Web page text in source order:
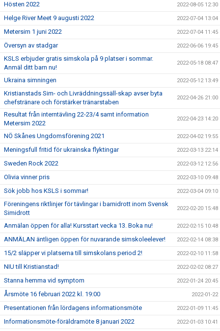
Hösten 2022 2022-08-05 12:30
Helge River Meet 9 augusti 2022 2022-07-04 13:04
Metersim 1 juni 2022 2022-07-04 11:45
Översyn av stadgar 2022-06-06 19:45
KSLS erbjuder gratis simskola på 9 platser i sommar.
Anmäl ditt barn nu!
2022-05-18 08:47
Ukraina simningen 2022-05-12 13:49
Kristianstads Sim- och Livräddningssäll-skap avser byta
chefstränare och förstärker tränarstaben
2022-04-26 21:00
Resultat från interntävling 22-23/4 samt information
Metersim 2022
2022-04-23 14:20
NÖ Skånes Ungdomsförening 2021 2022-04-02 19:55
Meningsfull fritid för ukrainska flyktingar 2022-03-13 22:14
Sweden Rock 2022 2022-03-12 12:56
Olivia vinner pris 2022-03-10 09:48
Sök jobb hos KSLS i sommar! 2022-03-04 09:10
Föreningens riktlinjer för tävlingar i barnidrott inom Svensk
Simidrott
2022-02-20 15:48
Anmälan öppen för alla! Kursstart vecka 13. Boka nu! 2022-02-15 10:48
ANMÄLAN äntligen öppen för nuvarande simskoleelever! 2022-02-14 08:38
15/2 släpper vi platserna till simskolans period 2! 2022-02-10 11:58
NIU till Kristianstad! 2022-02-02 08:27
Stanna hemma vid symptom 2022-01-24 20:45
Årsmöte 16 februari 2022 kl. 19:00 2022-01-22
Presentationen från lördagens informationsmöte 2022-01-09 11:45
Informationsmöte-föräldramöte 8 januari 2022 2022-01-03 10:41